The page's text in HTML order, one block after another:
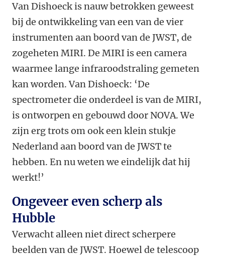
Van Dishoeck is nauw betrokken geweest
bij de ontwikkeling van een van de vier
instrumenten aan boord van de JWST, de
zogeheten MIRI. De MIRI is een camera
waarmee lange infraroodstraling gemeten
kan worden. Van Dishoeck: ‘De
spectrometer die onderdeel is van de MIRI,
is ontworpen en gebouwd door NOVA. We
zijn erg trots om ook een klein stukje
Nederland aan boord van de JWST te
hebben. En nu weten we eindelijk dat hij
werkt!’
Ongeveer even scherp als
Hubble
Verwacht alleen niet direct scherpere
beelden van de JWST. Hoewel de telescoop